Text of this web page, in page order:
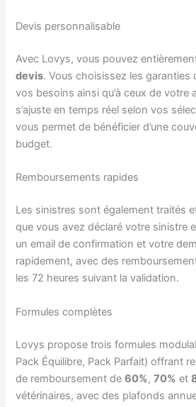
Devis personnalisable
Avec Lovys, vous pouvez
devis. Vous choisissez les garanties
vos besoins ainsi qu’à ceux de votre
s’ajuste en temps réel selon vos
vous permet de bénéficier d’une
budget.
Remboursements rapides
Les sinistres sont également traités
que vous avez déclaré votre sinistre
un email de confirmation et votre
rapidement, avec des
les 72 heures suivant la validation.
Formules complètes
Lovys propose trois formules
Pack Équilibre, Pack Parfait) offrant
de remboursement de60%,70% et
vétérinaires, avec des plafonds